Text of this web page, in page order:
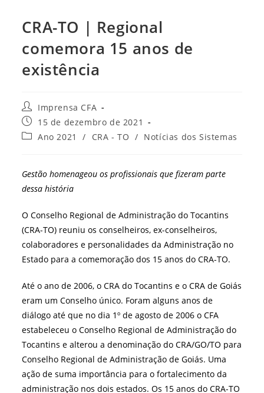
CRA-TO | Regional
comemora 15 anos de
existência
Autor
do
post:
Imprensa CFA
Post
publicado:
15 de dezembro de 2021
Categoria
Ano 2021 / CRA - TO / Notícias dos Sistemas
Gestão homenageou os profissionais que fizeram parte
dessa história
O Conselho Regional de Administração do Tocantins
(CRA-TO) reuniu os conselheiros, ex-conselheiros,
colaboradores e personalidades da Administração no
Estado para a comemoração dos 15 anos do CRA-TO.
Até o ano de 2006, o CRA do Tocantins e o CRA de Goiás
eram um Conselho único. Foram alguns anos de
diálogo até que no dia 1º de agosto de 2006 o CFA
estabeleceu o Conselho Regional de Administração do
Tocantins e alterou a denominação do CRA/GO/TO para
Conselho Regional de Administração de Goiás. Uma
ação de suma importância para o fortalecimento da
administração nos dois estados. Os 15 anos do CRA-TO